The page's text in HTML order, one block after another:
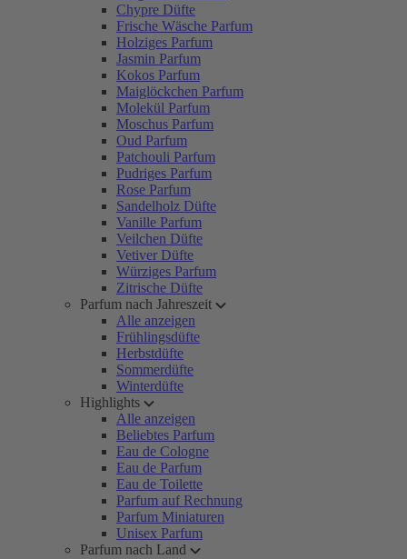
Chypre Düfte
Frische Wäsche Parfum
Holziges Parfum
Jasmin Parfum
Kokos Parfum
Maiglöckchen Parfum
Molekül Parfum
Moschus Parfum
Oud Parfum
Patchouli Parfum
Pudriges Parfum
Rose Parfum
Sandelholz Düfte
Vanille Parfum
Veilchen Düfte
Vetiver Düfte
Würziges Parfum
Zitrische Düfte
Parfum nach Jahreszeit
Alle anzeigen
Frühlingsdüfte
Herbstdüfte
Sommerdüfte
Winterdüfte
Highlights
Alle anzeigen
Beliebtes Parfum
Eau de Cologne
Eau de Parfum
Eau de Toilette
Parfum auf Rechnung
Parfum Miniaturen
Unisex Parfum
Parfum nach Land